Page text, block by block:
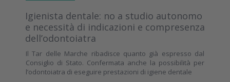
Igienista dentale: no a studio autonomo
e necessità di indicazioni e compresenza
dell’odontoiatra
Il Tar delle Marche ribadisce quanto già espresso dal
Consiglio di Stato. Confermata anche la possibilità per
l’odontoiatra di eseguire prestazioni di igiene dentale